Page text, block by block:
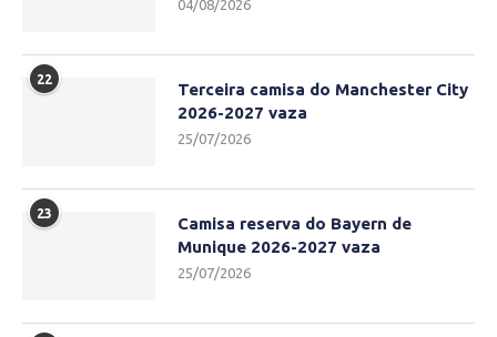
04/08/2026
22
Terceira camisa do Manchester City
2026-2027 vaza
25/07/2026
23
Camisa reserva do Bayern de
Munique 2026-2027 vaza
25/07/2026